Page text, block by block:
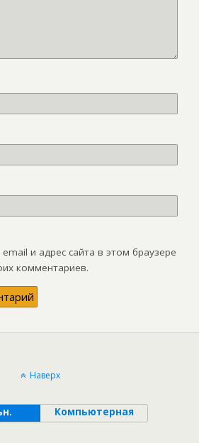
и адрес сайта в этом браузере
комментариев.
Наверх
Компьютерная